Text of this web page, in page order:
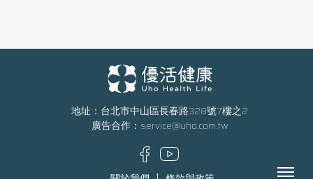
地址：台北市中山區長春路328號7樓之2
廣告合作： service@uho.com.tw
Menu